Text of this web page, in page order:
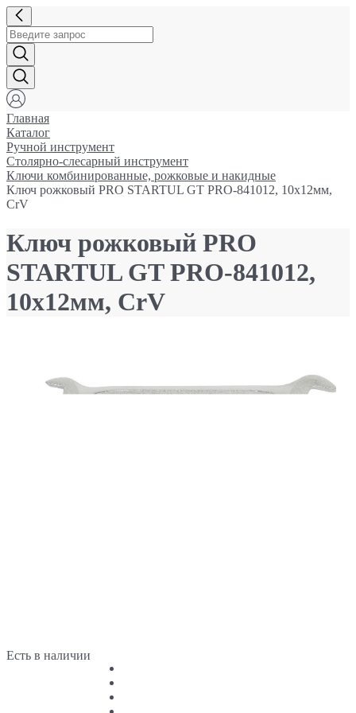
Главная
Каталог
Ручной инструмент
Столярно-слесарный инструмент
Ключи комбинированные, рожковые и накидные
Ключ рожковый PRO STARTUL GT PRO-841012, 10х12мм,
CrV
Ключ рожковый PRO
STARTUL GT PRO-841012,
10х12мм, CrV
Есть в наличии